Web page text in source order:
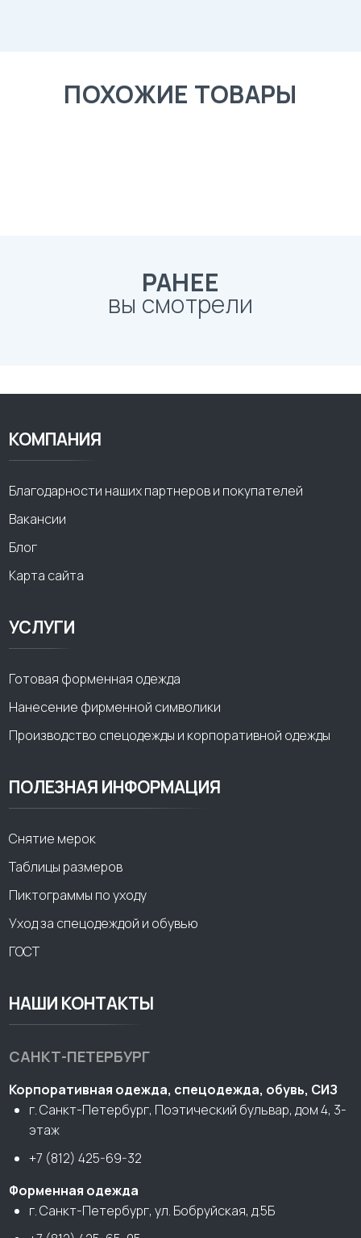
ПОХОЖИЕ ТОВАРЫ
РАНЕЕ
вы смотрели
КОМПАНИЯ
Благодарности наших партнеров и покупателей
Вакансии
Блог
Карта сайта
УСЛУГИ
Готовая форменная одежда
Нанесение фирменной символики
Производство спецодежды и корпоративной одежды
ПОЛЕЗНАЯ ИНФОРМАЦИЯ
Снятие мерок
Таблицы размеров
Пиктограммы по уходу
Уход за спецодеждой и обувью
ГОСТ
НАШИ КОНТАКТЫ
САНКТ-ПЕТЕРБУРГ
Корпоративная одежда, спецодежда, обувь, СИЗ
г. Санкт-Петербург, Поэтический бульвар, дом 4, 3-
этаж
+7 (812) 425-69-32
Форменная одежда
г. Санкт-Петербург, ул. Бобруйская, д.5Б